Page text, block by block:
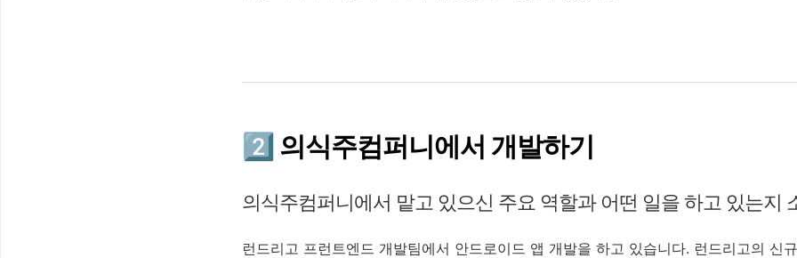
2️⃣ 의식주컴퍼니에서 개발하기
의식주컴퍼니에서 맡고 있으신 주요 역할과 어떤 일을 하고 있는지
런드리고 프런트엔드 개발팀에서 안드로이드 앱 개발을 하고 있습니다. 런드리고의 신